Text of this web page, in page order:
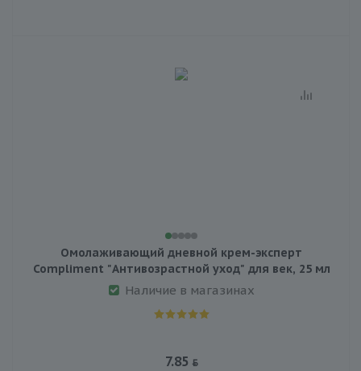
Омолаживающий дневной крем-эксперт
Compliment "Антивозрастной уход" для век, 25 мл
Наличие в магазинах
7.85